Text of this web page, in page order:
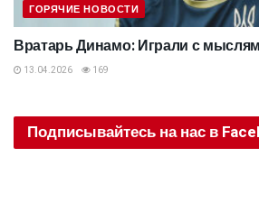
ГОРЯЧИЕ НОВОСТИ
Вратарь Динамо: Играли с
13.04.2026 169
Подписывайтесь на нас в